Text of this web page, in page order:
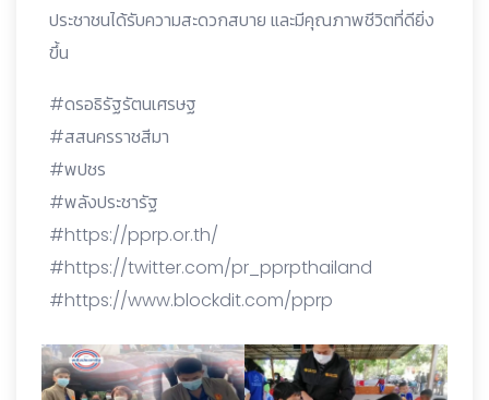
ประชาชนได้รับความสะดวกสบาย และมีคุณภาพชีวิตที่ดียิ่ง
ขึ้น
#ดรอธิรัฐรัตนเศรษฐ
#สสนครราชสีมา
#พปชร
#พลังประชารัฐ
#https://pprp.or.th/
#https://twitter.com/pr_pprpthailand
#https://www.blockdit.com/pprp